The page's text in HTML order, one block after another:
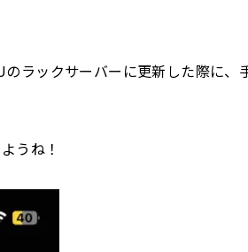
ラックサーバーに更新した際に、
うね！